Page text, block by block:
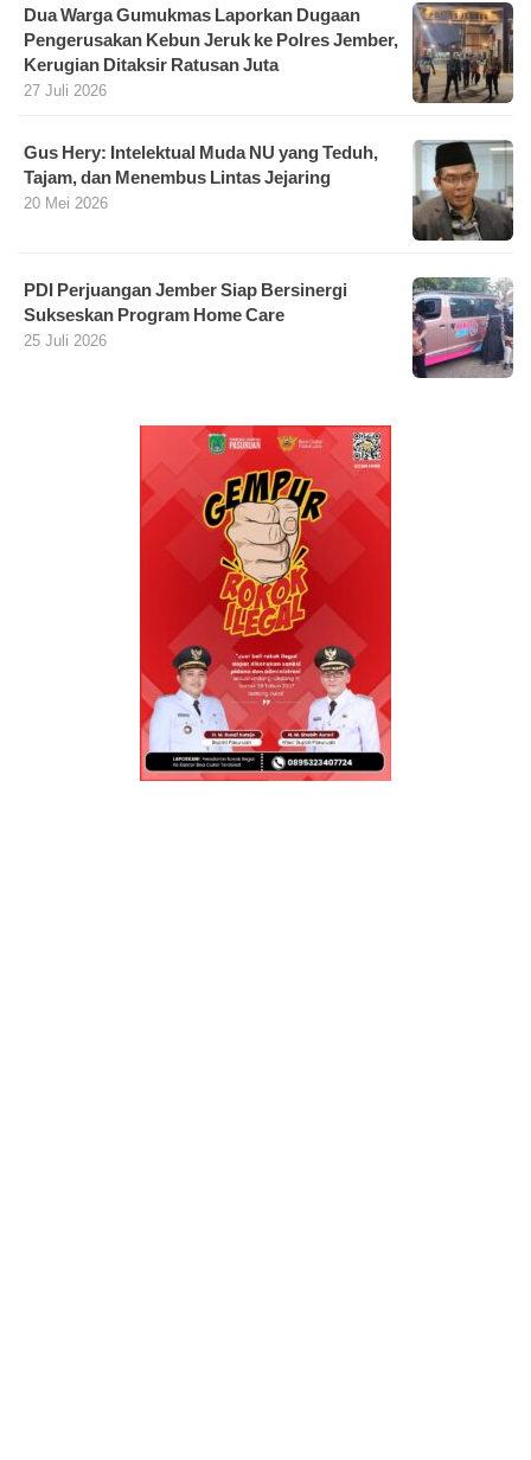
Dua Warga Gumukmas Laporkan Dugaan
Pengerusakan Kebun Jeruk ke Polres Jember,
Kerugian Ditaksir Ratusan Juta
27 Juli 2026
Gus Hery: Intelektual Muda NU yang Teduh,
Tajam, dan Menembus Lintas Jejaring
20 Mei 2026
PDI Perjuangan Jember Siap Bersinergi
Sukseskan Program Home Care
25 Juli 2026